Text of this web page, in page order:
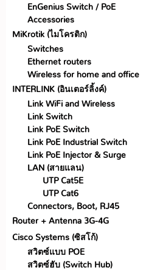
EnGenius Switch / PoE
Accessories
MiKrotik (ไมโครติก)
Switches
Ethernet routers
Wireless for home and office
INTERLINK (อินเตอร์ลิ้งค์)
Link WiFi and Wireless
Link Switch
Link PoE Switch
Link PoE Industrial Switch
Link PoE Injector & Surge
LAN (สายแลน)
UTP Cat5E
UTP Cat6
Connectors, Boot, RJ45
Router + Antenna 3G-4G
Cisco Systems (ซิสโก้)
สวิตซ์แบบ POE
สวิตซ์ฮับ (Switch Hub)